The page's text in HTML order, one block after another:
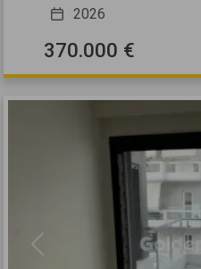
2026
370.000 €
Previous